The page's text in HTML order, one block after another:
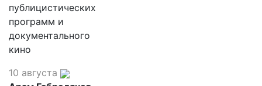
публицистических
программ и
документального
кино
10 августа